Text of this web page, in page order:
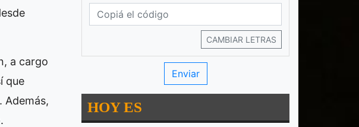
a cargo
que
Además,
CAMBIAR LETRAS
HOY ES